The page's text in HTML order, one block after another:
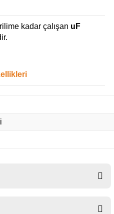
kadar çalışan uF